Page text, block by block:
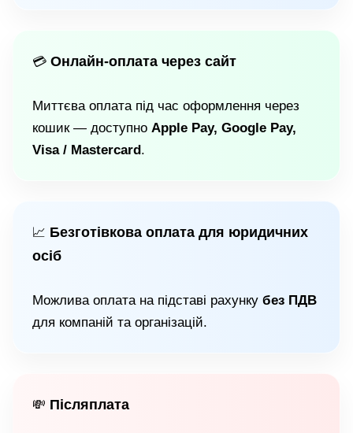
💳 Онлайн-оплата через сайт
Миттєва оплата під час оформлення через
кошик — доступно Apple Pay, Google Pay,
Visa / Mastercard.
📈 Безготівкова оплата для юридичних
осіб
Можлива оплата на підставі рахунку без ПДВ
для компаній та організацій.
💸 Післяплата